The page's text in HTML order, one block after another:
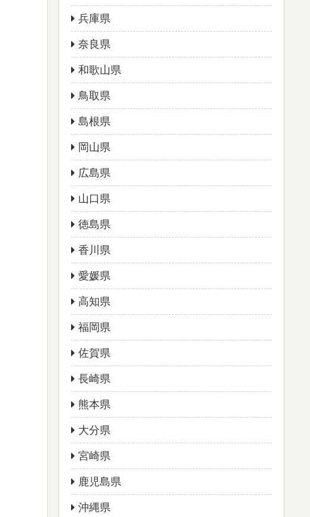
兵庫県
奈良県
和歌山県
鳥取県
島根県
岡山県
広島県
山口県
徳島県
香川県
愛媛県
高知県
福岡県
佐賀県
長崎県
熊本県
大分県
宮崎県
鹿児島県
沖縄県